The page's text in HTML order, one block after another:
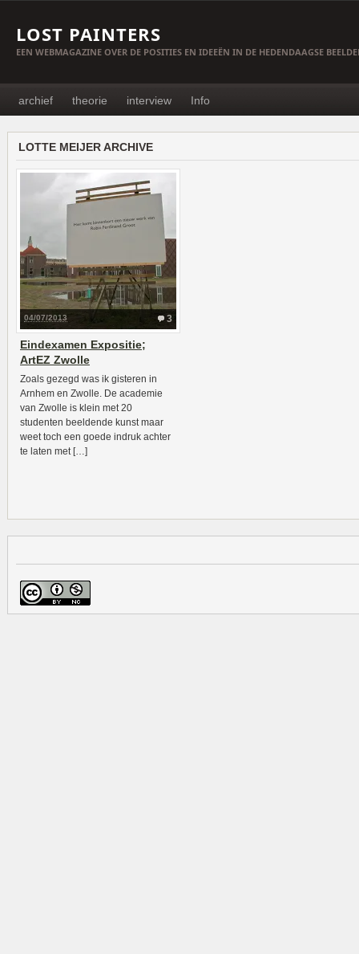
LOST PAINTERS
EEN WEBMAGAZINE OVER DE POSITIES EN IDEEËN IN DE HEDENDAAGSE
archief theorie interview Info
LOTTE MEIJER ARCHIVE
3
04/07/2013
Eindexamen Expositie;
ArtEZ Zwolle
Zoals gezegd was ik gisteren in
Arnhem en Zwolle. De academie
van Zwolle is klein met 20
studenten beeldende kunst maar
weet toch een goede indruk achter
te laten met […]